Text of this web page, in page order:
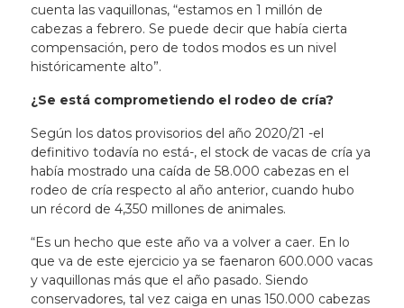
cuenta las vaquillonas, “estamos en 1 millón de
cabezas a febrero. Se puede decir que había cierta
compensación, pero de todos modos es un nivel
históricamente alto”.
¿Se está comprometiendo el rodeo de cría?
Según los datos provisorios del año 2020/21 -el
definitivo todavía no está-, el stock de vacas de cría ya
había mostrado una caída de 58.000 cabezas en el
rodeo de cría respecto al año anterior, cuando hubo
un récord de 4,350 millones de animales.
“Es un hecho que este año va a volver a caer. En lo
que va de este ejercicio ya se faenaron 600.000 vacas
y vaquillonas más que el año pasado. Siendo
conservadores, tal vez caiga en unas 150.000 cabezas